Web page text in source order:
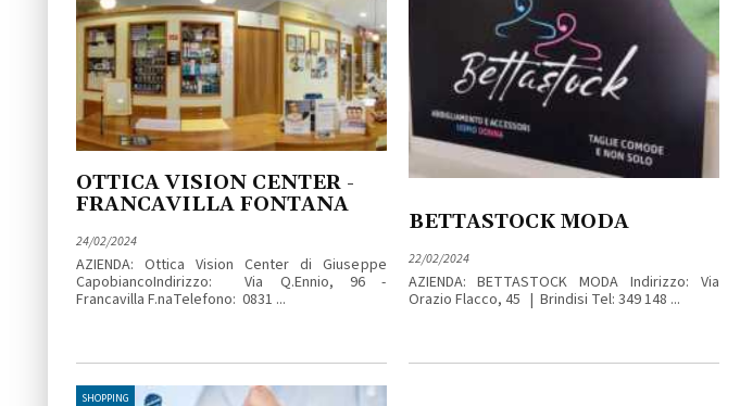
OTTICA VISION CENTER -
FRANCAVILLA FONTANA
24/02/2024
AZIENDA: Ottica Vision Center di Giuseppe
CapobiancoIndirizzo: Via Q.Ennio, 96 -
Francavilla F.naTelefono: 0831 ...
BETTASTOCK MODA
22/02/2024
AZIENDA: BETTASTOCK MODA Indirizzo: Via
Orazio Flacco, 45 | Brindisi Tel: 349 148 ...
SHOPPING